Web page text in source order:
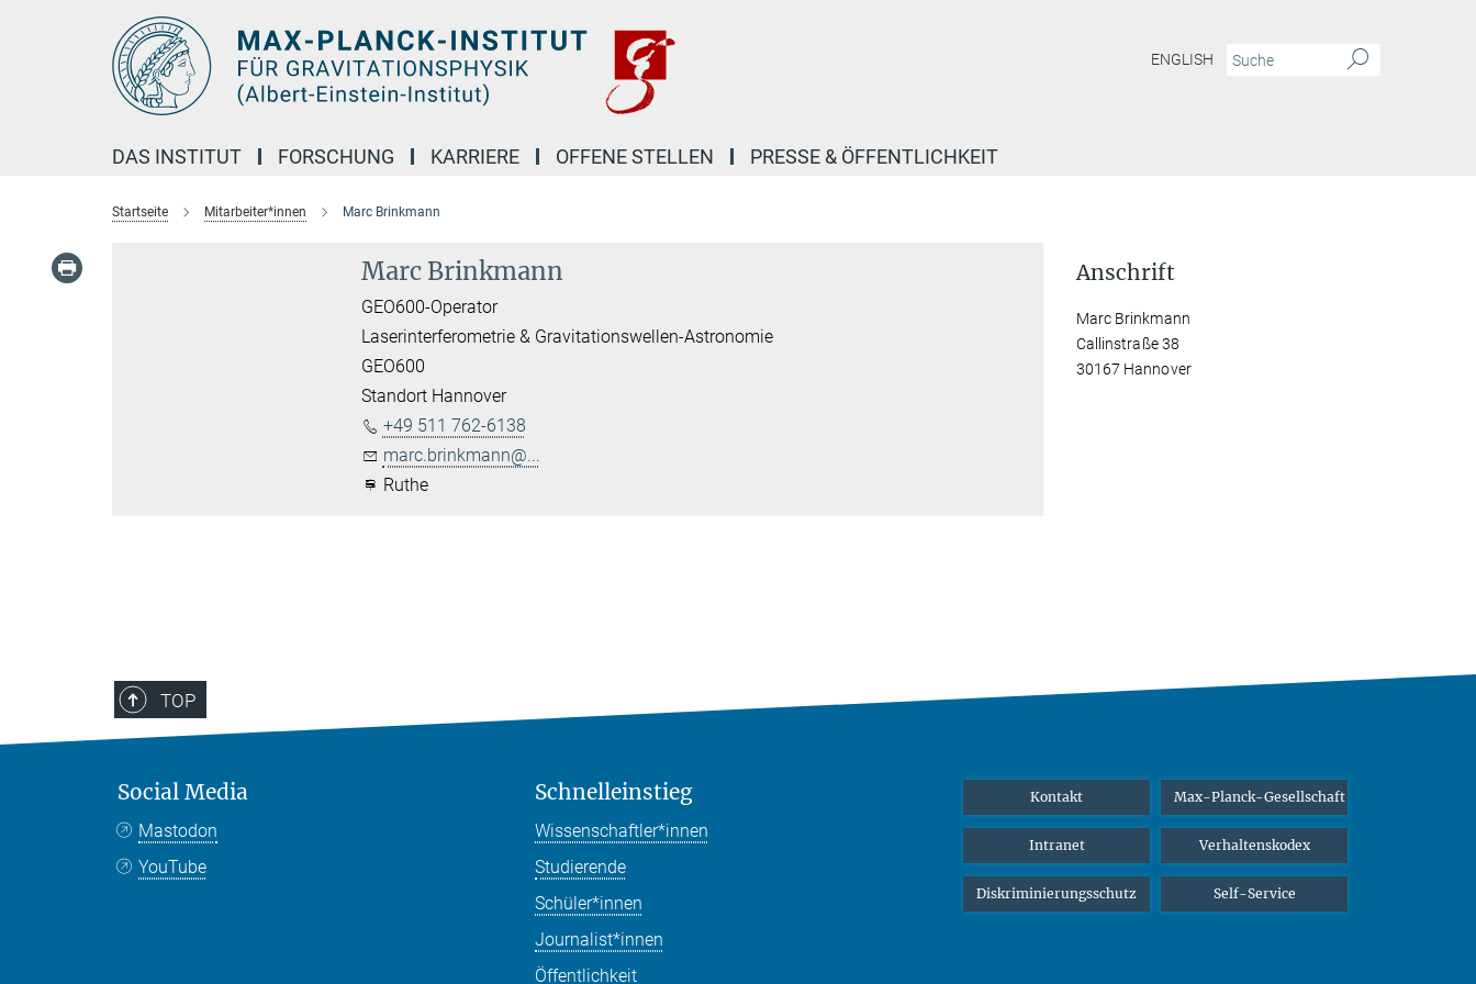
ENGLISH
DAS INSTITUT FORSCHUNG KARRIERE OFFENE STELLEN PRESSE & ÖFFENTLICHKEIT
Startseite Mitarbeiter*innen Marc Brinkmann
Marc Brinkmann
GEO600-Operator
Laserinterferometrie & Gravitationswellen-Astronomie
GEO600
Standort Hannover
+49 511 762-6138
marc.brinkmann@...
Ruthe
Anschrift
Marc Brinkmann
Callinstraße 38
30167 Hannover
TOP
Social Media
Mastodon
YouTube
Schnelleinstieg
Wissenschaftler*innen
Studierende
Schüler*innen
Journalist*innen
Öffentlichkeit
Kontakt Max-Planck-Gesellschaft
Intranet Verhaltenskodex
Diskriminierungsschutz Self-Service